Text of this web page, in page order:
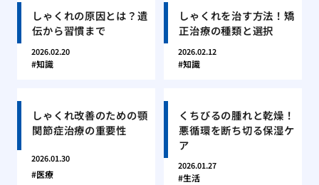
しゃくれの原因とは？遺
伝から習慣まで
2026.02.20
知識
しゃくれを治す方法！矯
正治療の種類と選択
2026.02.12
知識
しゃくれ改善のための顎
関節症治療の重要性
2026.01.30
医療
くちびるの腫れと乾燥！
悪循環を断ち切る保湿ケ
ア
2026.01.27
生活